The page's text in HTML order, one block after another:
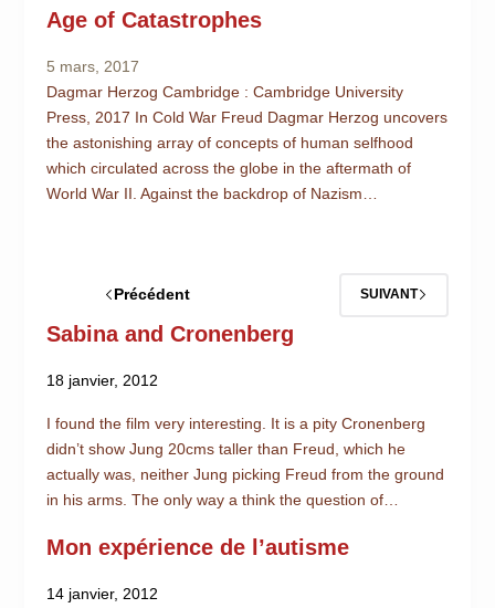
Age of Catastrophes
5 mars, 2017
Dagmar Herzog Cambridge : Cambridge University
Press, 2017 In Cold War Freud Dagmar Herzog uncovers
the astonishing array of concepts of human selfhood
which circulated across the globe in the aftermath of
World War II. Against the backdrop of Nazism…
Précédent SUIVANT
Sabina and Cronenberg
18 janvier, 2012
I found the film very interesting. It is a pity Cronenberg
didn’t show Jung 20cms taller than Freud, which he
actually was, neither Jung picking Freud from the ground
in his arms. The only way a think the question of…
Mon expérience de l’autisme
14 janvier, 2012